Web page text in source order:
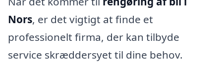
Nors, er det vigtigt at finde et
professionelt firma, der kan tilbyde
service skræddersyet til dine behov.